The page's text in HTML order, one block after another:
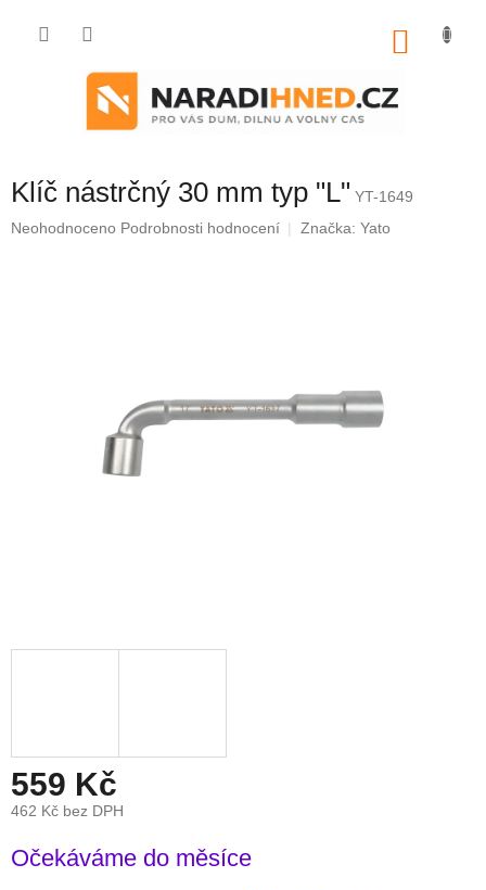
Klíč nástrčný 30 mm typ "L" YT-1649
Průměrné
Neohodnoceno Podrobnosti hodnocení Značka: Yato
559 Kč
462 Kč bez DPH
cena:
Očekáváme do měsíce